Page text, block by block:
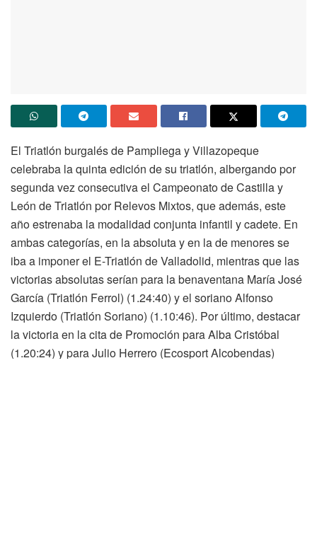
El Triatlón burgalés de Pampliega y Villazopeque
celebraba la quinta edición de su triatlón, albergando por
segunda vez consecutiva el Campeonato de Castilla y
León de Triatlón por Relevos Mixtos, que además, este
año estrenaba la modalidad conjunta infantil y cadete. En
ambas categorías, en la absoluta y en la de menores se
iba a imponer el E-Triatlón de Valladolid, mientras que las
victorias absolutas serían para la benaventana María José
García (Triatlón Ferrol) (1.24:40) y el soriano Alfonso
Izquierdo (Triatlón Soriano) (1.10:46). Por último, destacar
la victoria en la cita de Promoción para Alba Cristóbal
(1.20:24) y para Julio Herrero (Ecosport Alcobendas)